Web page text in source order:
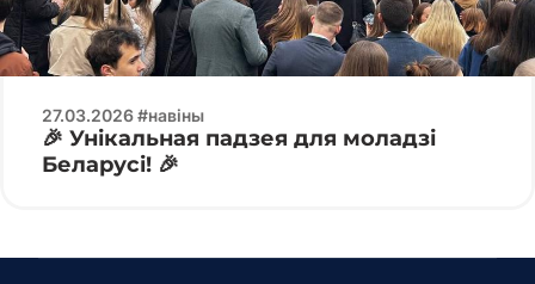
27.03.2026 #навіны
🎉 Унікальная падзея для моладзі
Беларусі! 🎉